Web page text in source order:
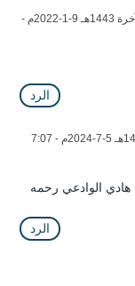
بتاريخ الأحد 6 جمادى الآخرة 1443هـ 9-1-2022م -
الرد
بتاريخ الجمعة 29 ذو الحجة 1445هـ 5-7-2024م - 7:07
الوادعي رحمه
الرد